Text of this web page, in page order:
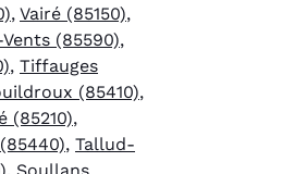
, Vairé (85150),
(85590),
, Tiffauges
(85410),
(85210),
, Tallud-